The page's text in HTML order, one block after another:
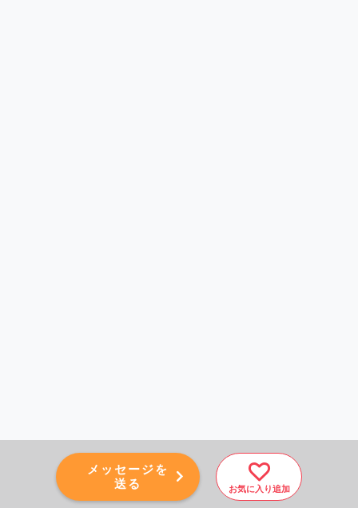
メッセージを
送る
お気に入り追加